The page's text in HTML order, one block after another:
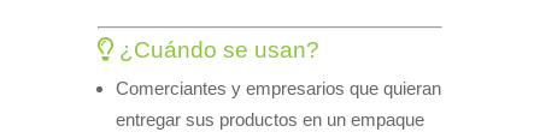
¿Cuándo se usan?
Comerciantes y empresarios que quieran
entregar sus productos en un empaque